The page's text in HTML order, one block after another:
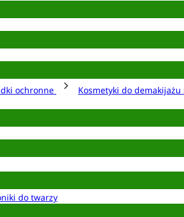
ochronne
Kosmetyki do
do twarzy